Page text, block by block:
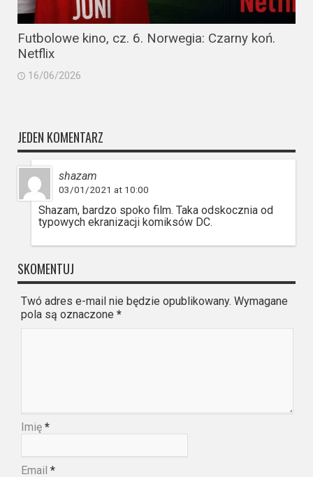
Futbolowe kino, cz. 6. Norwegia: Czarny koń.
Netflix
16/06/2026
JEDEN KOMENTARZ
shazam
03/01/2021 at 10:00
Shazam, bardzo spoko film. Taka odskocznia od
typowych ekranizacji komiksów DC.
SKOMENTUJ
Twó adres e-mail nie będzie opublikowany. Wymagane
pola są oznaczone *
Imię *
Email *